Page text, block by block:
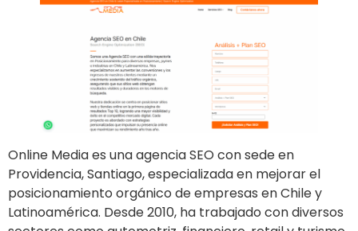
​Online Media es una agencia SEO con sede en
Providencia, Santiago, especializada en mejorar el
posicionamiento orgánico de empresas en Chile y
Latinoamérica. Desde 2010, ha trabajado con diversos